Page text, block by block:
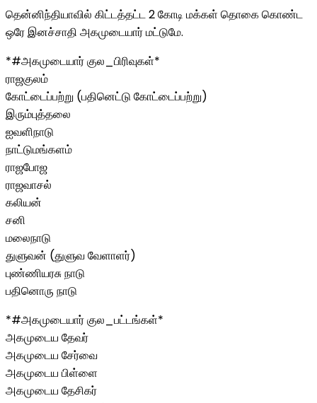
தென்னிந்தியாவில் கிட்டத்தட்ட 2 கோடி மக்கள் தொகை கொண்ட
ஒரே இனச்சாதி அகமுடையார் மட்டுமே.
*#அகமுடையார் குல_பிரிவுகள்*
ராஜகுலம்
கோட்டைப்பற்று (பதினெட்டு கோட்டைப்பற்று)
இரும்புத்தலை
ஐவளிநாடு
நாட்டுமங்களம்
ராஜபோஜ
ராஜவாசல்
கலியன்
சனி
மலைநாடு
துளுவன் (துளுவ வேளாளர்)
புண்ணியரசு நாடு
பதினொரு நாடு
*#அகமுடையார் குல_பட்டங்கள்*
அகமுடைய தேவர்
அகமுடைய சேர்வை
அகமுடைய பிள்ளை
அகமுடைய தேசிகர்